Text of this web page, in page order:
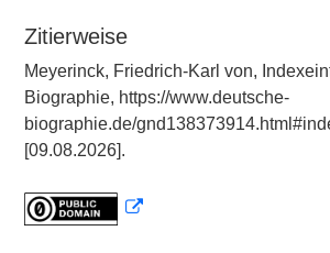
Zitierweise
Meyerinck, Friedrich-Karl von,
Biographie, https://www.deutsche-
biographie.de/
[09.08.2026].